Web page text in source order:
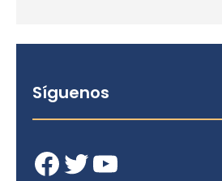
Síguenos
Facebook Twitter YouTube